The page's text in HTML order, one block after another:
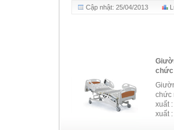
Cập nhật: 25/04/2013
Giường cấp cứu đa
chức năng chạy điện
Giường cấp cứu đa
chức năng chạy điện)
xuất : KANGSHEN
xuất : Trung Quốc